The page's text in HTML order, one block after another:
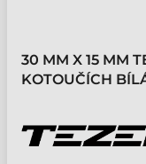
30 MM X 15 MM
KOTOUČÍCH